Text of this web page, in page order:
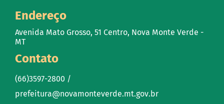
Endereço
Avenida Mato Grosso, 51 Centro, Nova Monte Verde -
MT
Contato
(66)3597-2800 /
prefeitura@novamonteverde.mt.gov.br